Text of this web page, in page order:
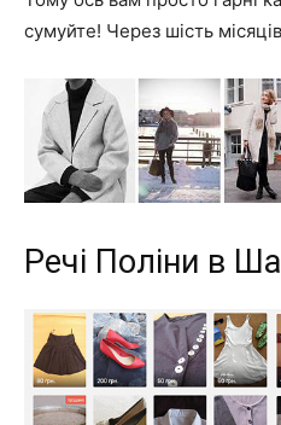
сумуйте! Через шість
Речі Поліни в